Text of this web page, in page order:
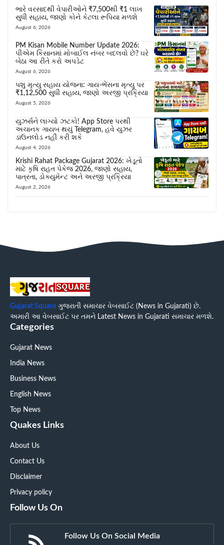
ભારે વરસાદથી વેપારીઓને ₹7,500થી ₹1 લાખ
સુધી સહાય, જાણો કોને કેટલા રૂપિયા મળશે
August 6, 2026
PM Kisan Mobile Number Update 2026:
પીએમ કિસાનમાં મોબાઈલ નંબર બદલવો છે? ઘરે
બેઠા આ રીતે કરો અપડેટ
August 6, 2026
પશુ મૃત્યુ સહાય યોજના: ગાય-ભેંસના મૃત્યુ પર
₹1,12,500 સુધી સહાય, જાણો અરજી પ્રક્રિયા
August 5, 2026
યુઝર્સને લાગ્યો ઝટકો! App Store પરથી
અચાનક ગાયબ થયું Telegram, હવે યુઝર
ડાઉનલોડ નહીં કરી શકે
August 4, 2026
Krishi Rahat Package Gujarat 2026: ખેડૂતો
માટે કૃષિ રાહત પેકેજ 2026, જાણો સહાય,
પાત્રતા, ડોક્યુમેન્ટ અને અરજી પ્રક્રિયા
August 2, 2026
Gujarat Square ગુજરાતી સમાચાર વેબસાઈટ (News in Gujarati) છે.
અમારી આ વેબસાઈટ પર તમને Latest News in Gujarati સમાચાર મળશે.
Categories
Gujarat News
India News
Business News
English News
Top News
Quakes Links
About Us
Contact Us
Disclaimer
Privacy policy
Follow Us On
Follow Us On Social Media